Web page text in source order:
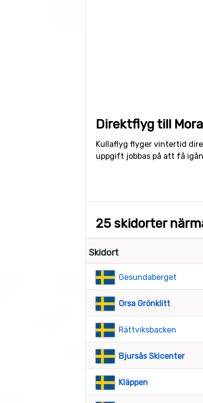
Direktflyg till
Kullaflyg flyger vintertid
uppgift jobbas på att få
25 skidorter
Skidort
Gesundaberget
Orsa Grönklitt
Rättviksbacken
Bjursås Skicenter
Kläppen